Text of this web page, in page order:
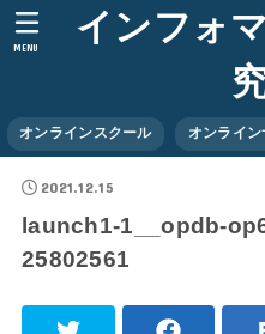
インフォ
オンラインスクール オンライン
MENU
2021.12.15
launch1-1__opdb-
25802561